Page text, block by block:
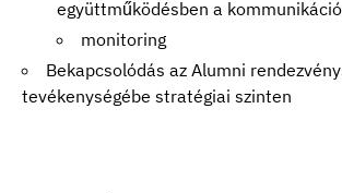
együttműködésben a
monitoring
Bekapcsolódás az Alumni
tevékenységébe stratégiai szinten